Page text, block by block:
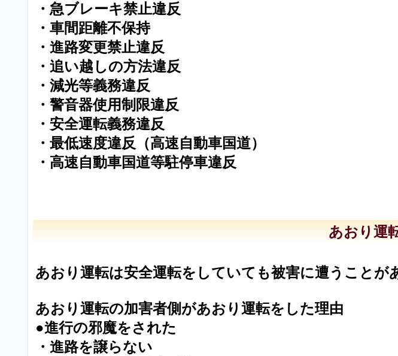
・急ブレーキ禁止違反
・車間距離不保持
・進路変更禁止違反
・追い越しの方法違反
・減光等義務違反
・警音器使用制限違反
・安全運転義務違反
・最低速度違反（高速自動車国道）
・高速自動車国道等駐停車違反
あおり運
あおり運転は安全運転をしていても被害に遭うことが
あおり運転の加害者側があおり運転をした理由
●進行の邪魔をされた
・進路を譲らない